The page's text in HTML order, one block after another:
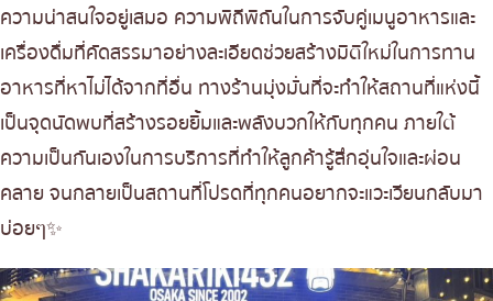
ความน่าสนใจอยู่เสมอ ความพิถีพิถันในการจับคู่เมนูอาหารและ
เครื่องดื่มที่คัดสรรมาอย่างละเอียดช่วยสร้างมิติใหม่ในการทาน
อาหารที่หาไม่ได้จากที่อื่น ทางร้านมุ่งมั่นที่จะทำให้สถานที่แห่งนี้
เป็นจุดนัดพบที่สร้างรอยยิ้มและพลังบวกให้กับทุกคน ภายใต้
ความเป็นกันเองในการบริการที่ทำให้ลูกค้ารู้สึกอุ่นใจและผ่อน
คลาย จนกลายเป็นสถานที่โปรดที่ทุกคนอยากจะแวะเวียนกลับมา
บ่อยๆ✨